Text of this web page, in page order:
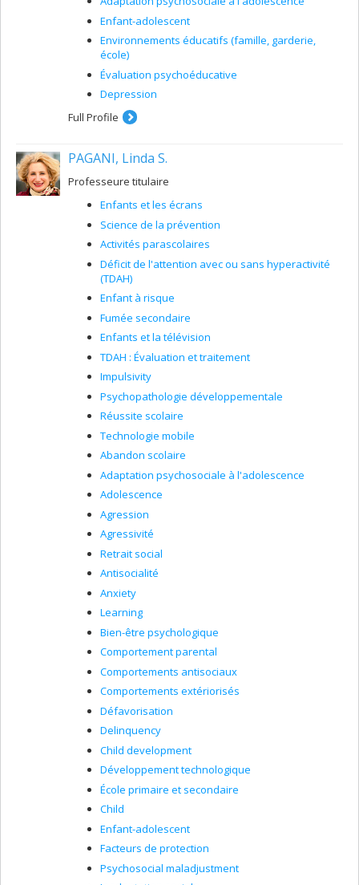
Enfant-adolescent
Environnements éducatifs (famille, garderie,
école)
Évaluation psychoéducative
Depression
Full Profile
PAGANI, Linda S.
Professeure titulaire
Enfants et les écrans
Science de la prévention
Activités parascolaires
Déficit de l'attention avec ou sans hyperactivité
(TDAH)
Enfant à risque
Fumée secondaire
Enfants et la télévision
TDAH : Évaluation et traitement
Impulsivity
Psychopathologie développementale
Réussite scolaire
Technologie mobile
Abandon scolaire
Adaptation psychosociale à l'adolescence
Adolescence
Agression
Agressivité
Retrait social
Antisocialité
Anxiety
Learning
Bien-être psychologique
Comportement parental
Comportements antisociaux
Comportements extériorisés
Défavorisation
Delinquency
Child development
Développement technologique
École primaire et secondaire
Child
Enfant-adolescent
Facteurs de protection
Psychosocial maladjustment